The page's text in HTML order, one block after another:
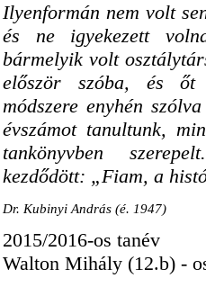
Ilyenformán nem volt
és ne igyekezett
bármelyik volt
először szóba, és őt
módszere enyhén
évszámot tanultunk,
tankönyvben
kezdődött: „Fiam, a
Dr. Kubinyi András (é. 1947)
2015/2016-os tanév
Walton Mihály (12.b) -